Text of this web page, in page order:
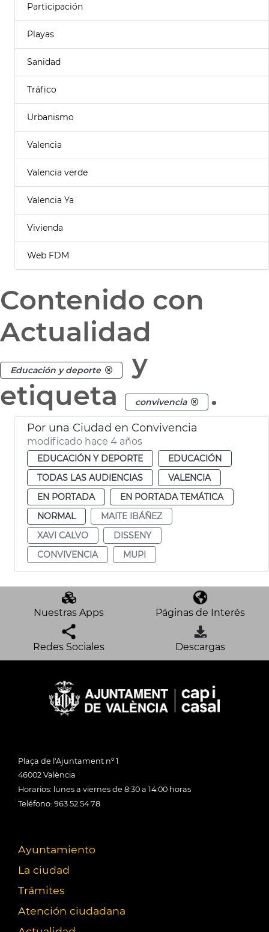
Participación
Playas
Sanidad
Tráfico
Urbanismo
Valencia
Valencia verde
Valencia Ya
Vivienda
Web FDM
Contenido con
Actualidad
Educación y deporte
y
etiqueta
convivencia .
Por una Ciudad en Convivencia
modificado hace 4 años
EDUCACIÓN Y DEPORTE
EDUCACIÓN
TODAS LAS AUDIENCIAS
VALENCIA
EN PORTADA
EN PORTADA TEMÁTICA
NORMAL
MAITE IBÁÑEZ
XAVI CALVO
DISSENY
CONVIVENCIA
MUPI
Nuestras Apps Páginas de Interés
Redes Sociales Descargas
Plaça de l'Ajuntament nº 1
46002 València
Horarios: lunes a viernes de 8:30 a 14:00 horas
Teléfono: 963 52 54 78
Ayuntamiento
La ciudad
Trámites
Atención ciudadana